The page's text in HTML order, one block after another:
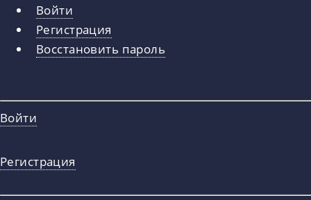
Главные
вкладки
Войти
Регистрация
Восстановить пароль
Войти
Регистрация